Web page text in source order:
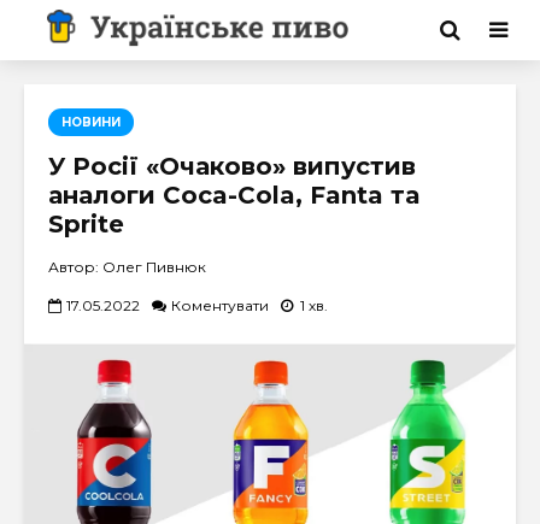
НОВИНИ
У Росії «Очаково» випустив
аналоги Coca-Cola, Fanta та
Sprite
Автор: Олег Пивнюк
17.05.2022 Коментувати 1 хв.